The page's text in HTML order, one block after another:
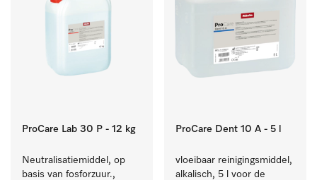
ProCare Lab 30 P - 12 kg
Neutralisatiemiddel, op
basis van fosforzuur.,
ProCare Dent 10 A - 5 l
vloeibaar reinigingsmiddel,
alkalisch, 5 l voor de